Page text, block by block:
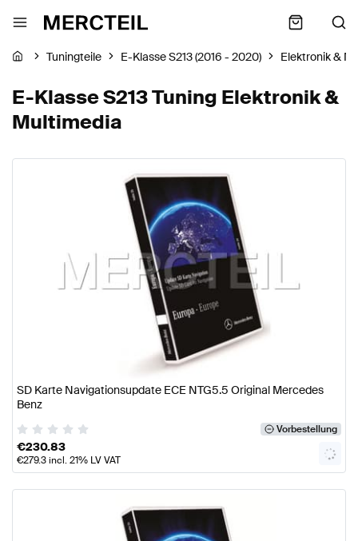
Tuningteile E-Klasse S213 (2016 - 2020) Elektronik &
E-Klasse S213 Tuning Elektronik &
Multimedia
SD Karte Navigationsupdate ECE NTG5.5 Original Mercedes
Benz
Vorbestellung
€230.83
€279.3incl. 21% LV VAT